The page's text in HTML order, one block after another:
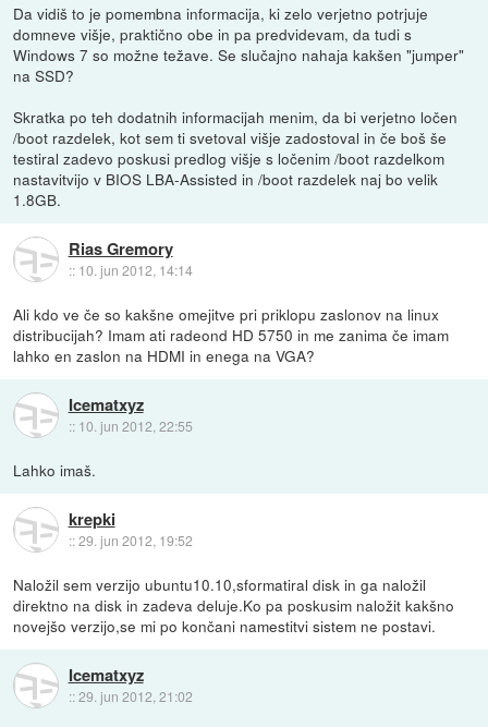
Da vidiš to je pomembna informacija, ki zelo verjetno potrjuje
domneve višje, praktično obe in pa predvidevam, da tudi s
Windows 7 so možne težave. Se slučajno nahaja kakšen "jumper"
na SSD?
Skratka po teh dodatnih informacijah menim, da bi verjetno ločen
/boot razdelek, kot sem ti svetoval višje zadostoval in če boš še
testiral zadevo poskusi predlog višje s ločenim /boot razdelkom
nastavitvijo v BIOS LBA-Assisted in /boot razdelek naj bo velik
1.8GB.
Rias Gremory
:: 10. jun 2012, 14:14
Ali kdo ve če so kakšne omejitve pri priklopu zaslonov na linux
distribucijah? Imam ati radeond HD 5750 in me zanima če imam
lahko en zaslon na HDMI in enega na VGA?
Icematxyz
:: 10. jun 2012, 22:55
Lahko imaš.
krepki
::29. jun 2012, 19:52
Naložil sem verzijo ubuntu10.10,sformatiral disk in ga naložil
direktno na disk in zadeva deluje.Ko pa poskusim naložit kakšno
novejšo verzijo,se mi po končani namestitvi sistem ne postavi.
Icematxyz
::29. jun 2012, 21:02